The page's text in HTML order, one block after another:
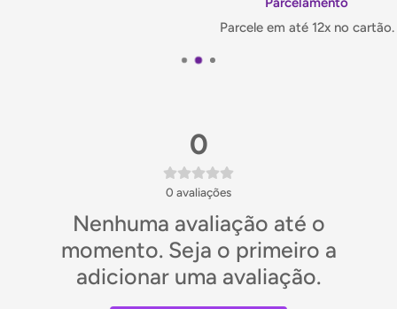
Parcele em até 12x no cartão.
0
0 avaliações
Nenhuma avaliação até o
momento. Seja o primeiro a
adicionar uma avaliação.